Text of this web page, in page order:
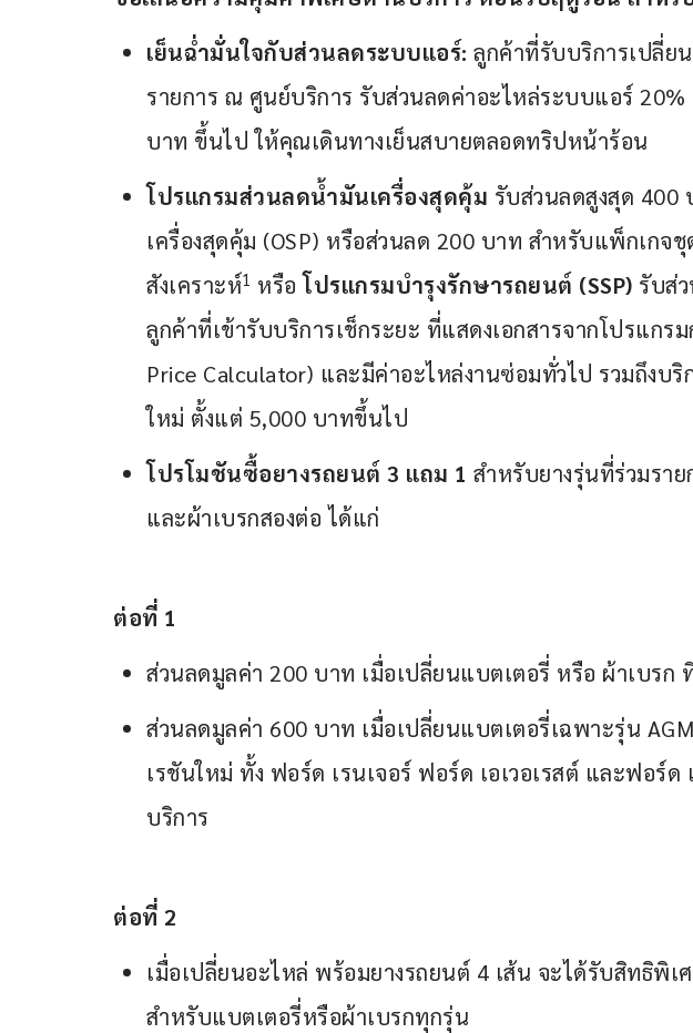
เย็นฉ่ำมั่นใจกับส่วนลดระบบแอร์: ลูกค้าที่รับบริการเปลี่ย
รายการ ณ ศูนย์บริการ รับส่วนลดค่าอะไหล่ระบบแอร์ 20%
บาท ขึ้นไป ให้คุณเดินทางเย็นสบายตลอดทริปหน้าร้อน
โปรแกรมส่วนลดน้ำมันเครื่องสุดคุ้ม รับส่วนลดสูงสุด 400
เครื่องสุดคุ้ม (OSP) หรือส่วนลด 200 บาท สำหรับแพ็กเกจชุ
สังเคราะห์1 หรือโปรแกรมบำรุงรักษารถยนต์ (SSP) รับส่
ลูกค้าที่เข้ารับบริการเช็กระยะ ที่แสดงเอกสารจากโปรแกร
Price Calculator) และมีค่าอะไหล่งานซ่อมทั่วไป รวมถึงบริ
ใหม่ ตั้งแต่ 5,000 บาทขึ้นไป
โปรโมชันซื้อยางรถยนต์ 3 แถม 1 สำหรับยางรุ่นที่ร่วมรา
และผ้าเบรกสองต่อ ได้แก่
ต่อที่ 1
ส่วนลดมูลค่า 200 บาท เมื่อเปลี่ยนแบตเตอรี่ หรือ ผ้าเบรก
ส่วนลดมูลค่า 600 บาท เมื่อเปลี่ยนแบตเตอรี่เฉพาะรุ่น
เรชันใหม่ ทั้ง ฟอร์ด เรนเจอร์ ฟอร์ด เอเวอเรสต์ และฟอร์
บริการ
ต่อที่ 2
เมื่อเปลี่ยนอะไหล่ พร้อมยางรถยนต์ 4 เส้น จะได้รับสิทธิพิ
สำหรับแบตเตอรี่หรือผ้าเบรกทุกรุ่น